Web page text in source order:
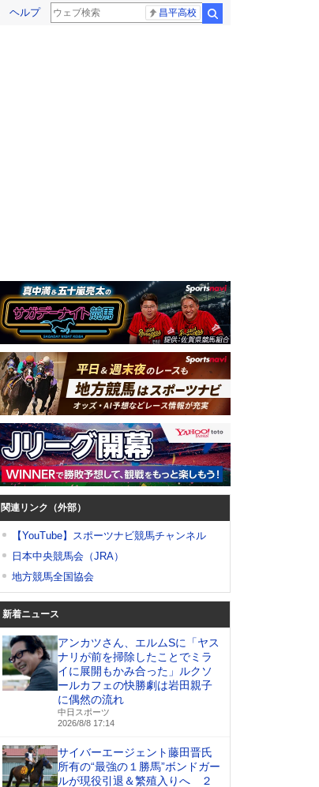
ヘルプ 昌平高校
関連リンク（外部）
【YouTube】スポーツナビ競馬チャンネル
日本中央競馬会（JRA）
地方競馬全国協会
新着ニュース
アンカツさん、エルムSに「ヤス
ナリが前を掃除したことでミラ
イに展開もかみ合った」ルクソ
ールカフェの快勝劇は岩田親子
に偶然の流れ
中日スポーツ
2026/8/8 17:14
サイバーエージェント藤田晋氏
所有の“最強の１勝馬”ボンドガー
ルが現役引退＆繁殖入りへ ２